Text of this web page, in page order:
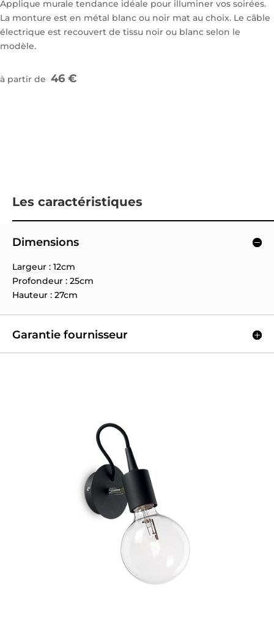
Applique murale tendance idéale pour illuminer vos soirées.
La monture est en métal blanc ou noir mat au choix. Le câble
électrique est recouvert de tissu noir ou blanc selon le
modèle.
à partir de 46 €
Les caractéristiques
Dimensions
Largeur : 12cm
Profondeur : 25cm
Hauteur : 27cm
Garantie fournisseur